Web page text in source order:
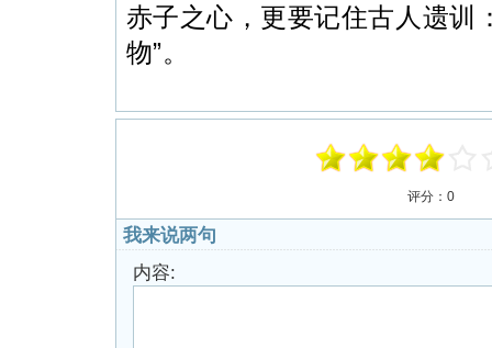
赤子之心，更要记住古人遗训
物”。
评分： 0
我来说两句
内容: